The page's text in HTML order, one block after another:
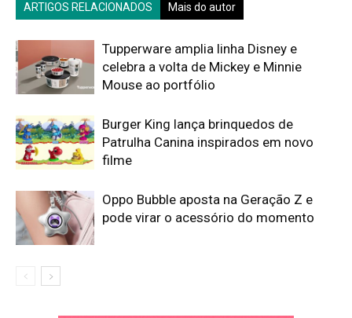
ARTIGOS RELACIONADOS Mais do autor
Tupperware amplia linha Disney e
celebra a volta de Mickey e Minnie
Mouse ao portfólio
Burger King lança brinquedos de
Patrulha Canina inspirados em novo
filme
Oppo Bubble aposta na Geração Z e
pode virar o acessório do momento